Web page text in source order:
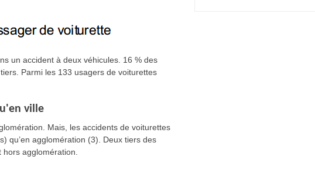
un accident à deux véhicules. 16 % des
Parmi les 133 usagers de voiturettes
ville
Mais, les accidents de voiturettes
qu’en agglomération (3). Deux tiers des
agglomération.